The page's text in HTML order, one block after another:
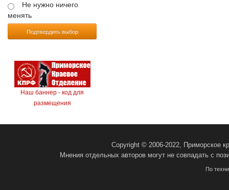
Не нужно ничего
менять
Подтвердить выбор
Наш баннер - код для
размещения
Copyright © 2006-2022, Приморское
Мнения отдельных авторов могут не совпадать с
По